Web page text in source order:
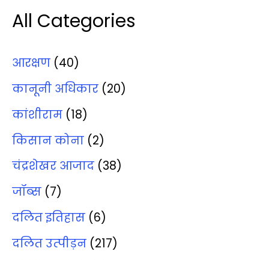
All Categories
आरक्षण (40)
कानूनी अधिकार (20)
कांशीराम (18)
किसान कोना (2)
चंद्रशेखर आजाद (38)
जॉब्‍स (7)
दलित इतिहास (6)
दलित उत्‍पीड़न (217)